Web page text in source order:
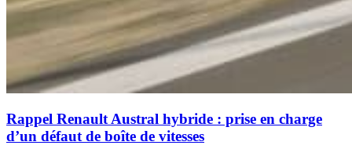
Rappel Renault Austral hybride : prise en charge
d’un défaut de boîte de vitesses